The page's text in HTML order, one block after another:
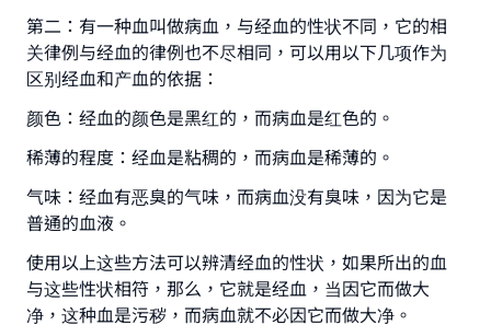
第二：有一种血叫做病血，与经血的性状不同，它的相
关律例与经血的律例也不尽相同，可以用以下几项作为
区别经血和产血的依据：
颜色：经血的颜色是黑红的，而病血是红色的。
稀薄的程度：经血是粘稠的，而病血是稀薄的。
气味：经血有恶臭的气味，而病血没有臭味，因为它是
普通的血液。
使用以上这些方法可以辨清经血的性状，如果所出的血
与这些性状相符，那么，它就是经血，当因它而做大
净，这种血是污秽，而病血就不必因它而做大净。